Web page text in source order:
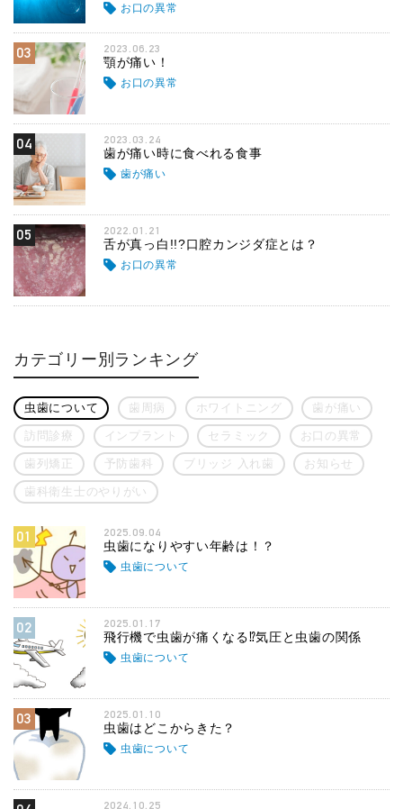
お口の異常
03 2023.06.23
顎が痛い！
お口の異常
04 2023.03.24
歯が痛い時に食べれる食事
歯が痛い
05 2022.01.21
舌が真っ白!!?口腔カンジダ症とは？
お口の異常
カテゴリー別ランキング
虫歯について 歯周病 ホワイトニング 歯が痛い
訪問診療 インプラント セラミック お口の異常
歯列矯正 予防歯科 ブリッジ 入れ歯 お知らせ
歯科衛生士のやりがい
01 2025.09.04
虫歯になりやすい年齢は！？
虫歯について
02 2025.01.17
飛行機で虫歯が痛くなる⁉気圧と虫歯の関係
虫歯について
03 2025.01.10
虫歯はどこからきた？
虫歯について
2024.10.25